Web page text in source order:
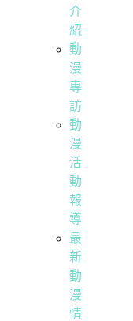
介
紹
動
漫
專
訪
動
漫
活
動
報
導
最
新
動
漫
情